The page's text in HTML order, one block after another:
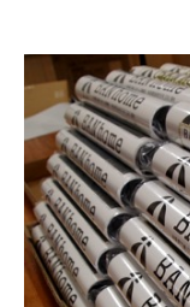
バンホームの家づくり
設計・デザイン
耐震・断熱
保証・アフターメンテ
フルオーダー住宅
セミオーダー住宅
会社概要
スタッフ紹介